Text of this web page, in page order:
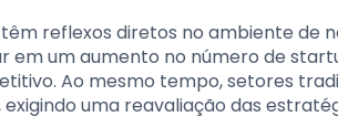
reflexos diretos no ambiente de
em um aumento no número de
Ao mesmo tempo, setores
uma reavaliação das